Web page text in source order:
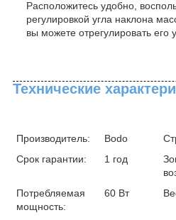
Расположитесь удобно,
регулировкой угла наклона
вы можете отрегулировать его
Технические
Производитель: Bodo
Срок гарантии:
1 год
Потребляемая
мощность:
60 Вт